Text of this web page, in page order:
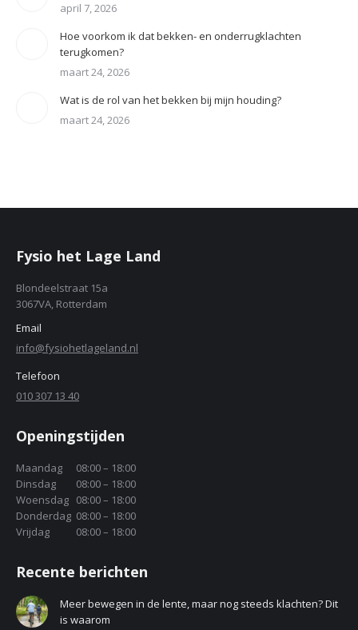
april 7, 2026
Hoe voorkom ik dat bekken- en onderrugklachten
terugkomen?
maart 24, 2026
Wat is de rol van het bekken bij mijn houding?
maart 24, 2026
Fysio het Lage Land
Blondeelstraat 15a
3067VA, Rotterdam
Email
info@fysiohetlageland.nl
Telefoon
010 307 13 40
Openingstijden
Maandag
08:00 – 18:00
Dinsdag
08:00 – 18:00
Woensdag 08:00 – 18:00
Donderdag 08:00 – 18:00
Vrijdag
08:00 – 18:00
Recente berichten
Meer bewegen in de lente, maar nog steeds klachten? Dit
is waarom